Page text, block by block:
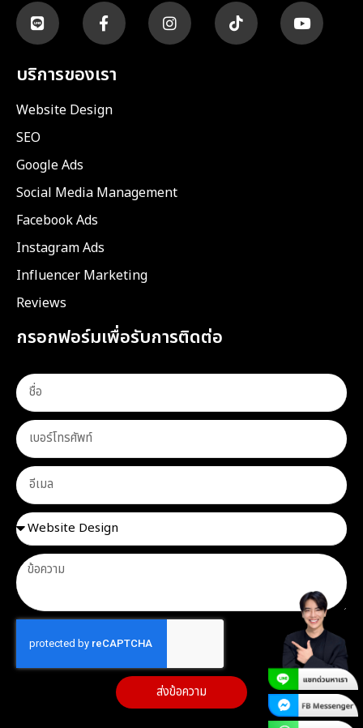
บริการของเรา
Website Design
SEO
Google Ads
Social Media Management
Facebook Ads
Instagram Ads
Influencer Marketing
Reviews
กรอกฟอร์มเพื่อรับการติดต่อ
ส่งข้อความ